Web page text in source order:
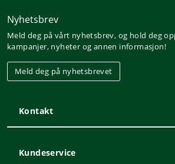
Nyhetsbrev
Meld deg på vårt nyhetsbrev, og hold deg
kampanjer, nyheter og annen informasjon!
Meld deg på nyhetsbrevet
Kontakt
Kundeservice